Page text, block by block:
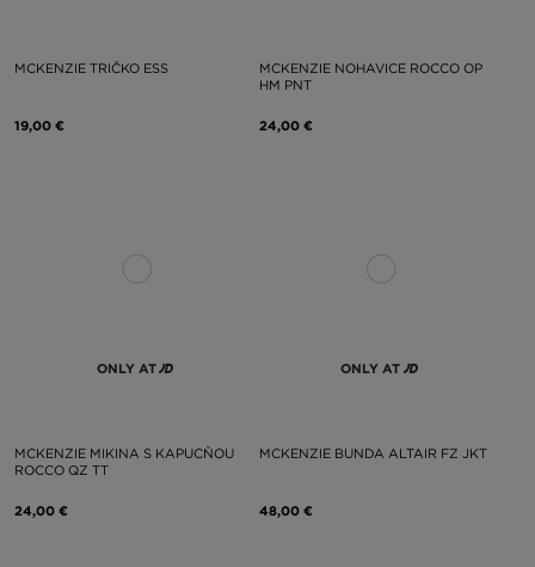
MCKENZIE TRIČKO ESS
19,00 €
MCKENZIE NOHAVICE ROCCO OP
HM PNT
24,00 €
ONLY AT
MCKENZIE MIKINA S KAPUCŇOU
ROCCO QZ TT
24,00 €
ONLY AT
MCKENZIE BUNDA ALTAIR FZ JKT
48,00 €